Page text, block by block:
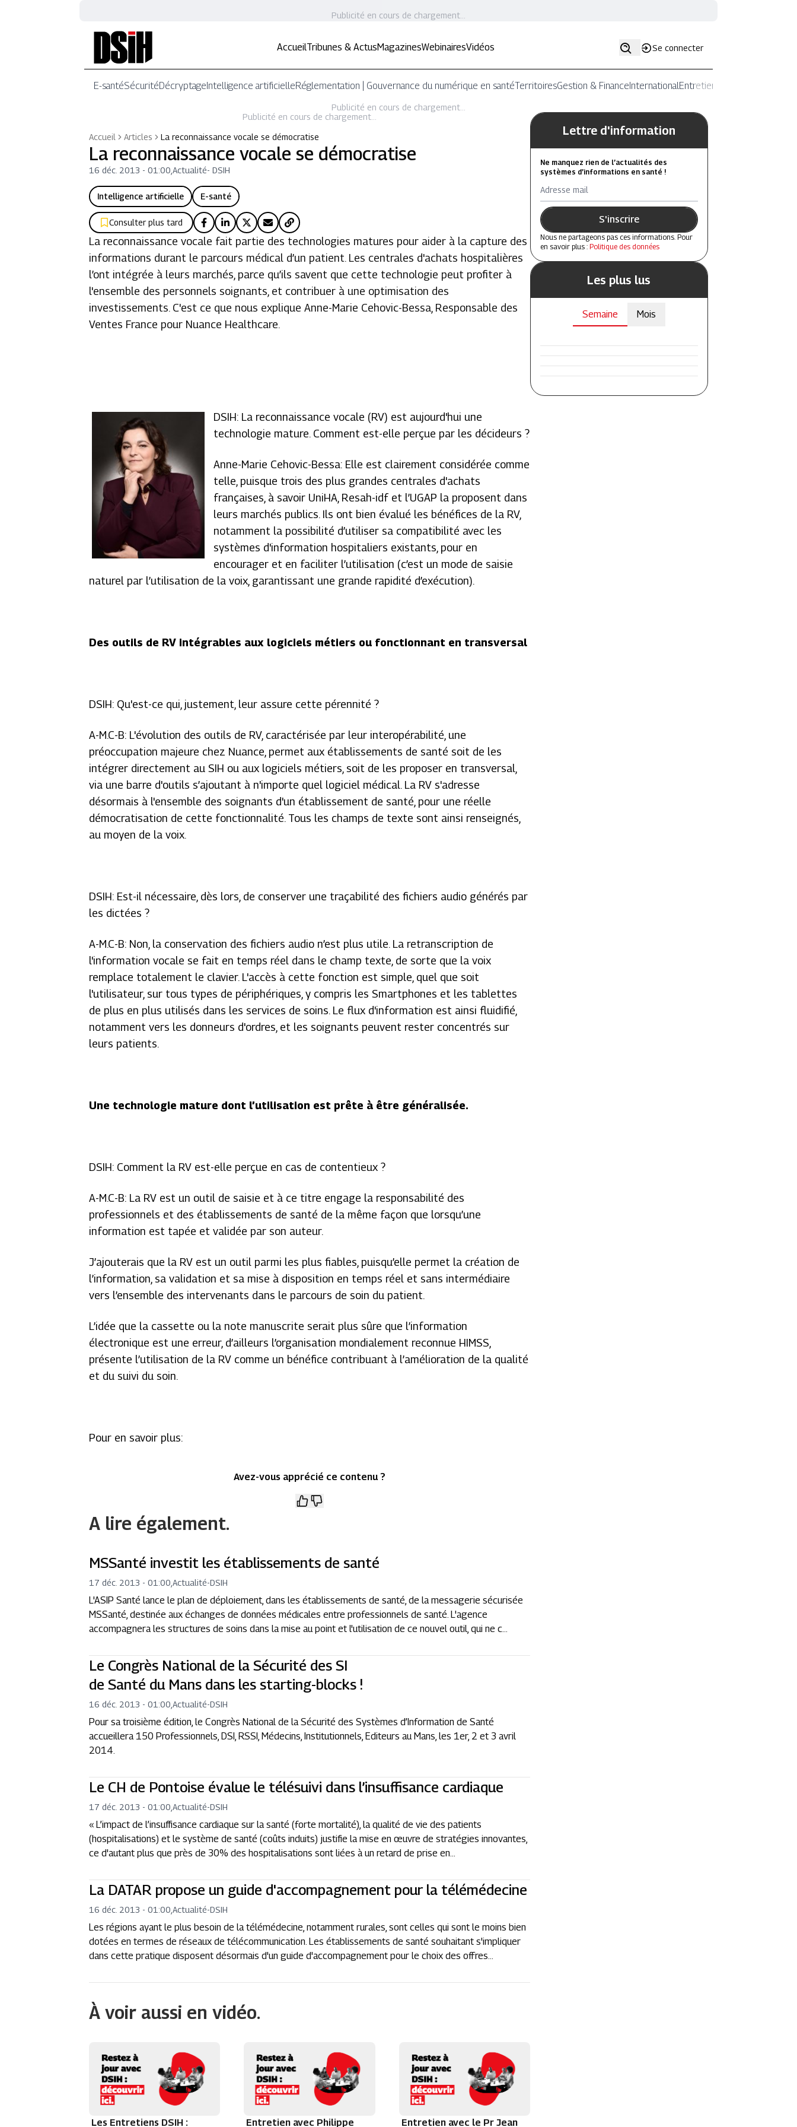
Publicité en cours de chargement...
AccueilTribunes & ActusMagazinesWebinairesVidéos Se connecter
E-santéSécuritéDécryptageIntelligence artificielleRéglementation | Gouvernance du numérique en santéTerritoiresGestion & FinanceInternationalEntretiens
Publicité en cours de chargement...
Publicité en cours de chargement...
Accueil
Articles La reconnaissance vocale se démocratise
La reconnaissance vocale se démocratise
16 déc. 2013 - 01:00 ,Actualité-DSIH
Intelligence artificielle E-santé
Consulter plus tard
La reconnaissance vocale fait partie des technologies matures pour aider à la capture des
informations durant le parcours médical d’un patient. Les centrales d'achats hospitalières
l’ont intégrée à leurs marchés, parce qu’ils savent que cette technologie peut profiter à
l'ensemble des personnels soignants, et contribuer à une optimisation des
investissements. C'est ce que nous explique Anne-Marie Cehovic-Bessa, Responsable des
Ventes France pour Nuance Healthcare.
DSIH: La reconnaissance vocale (RV) est aujourd'hui une
technologie mature. Comment est-elle perçue par les décideurs ?
Anne-Marie Cehovic-Bessa: Elle est clairement considérée comme
telle, puisque trois des plus grandes centrales d'achats
françaises, à savoir UniHA, Resah-idf et l’UGAP la proposent dans
leurs marchés publics. Ils ont bien évalué les bénéfices de la RV,
notamment la possibilité d’utiliser sa compatibilité avec les
systèmes d'information hospitaliers existants, pour en
encourager et en faciliter l’utilisation (c’est un mode de saisie
naturel par l’utilisation de la voix, garantissant une grande rapidité d’exécution).
Des outils de RV intégrables aux logiciels métiers ou fonctionnant en transversal
DSIH: Qu'est-ce qui, justement, leur assure cette pérennité ?
A-M.C-B: L'évolution des outils de RV, caractérisée par leur interopérabilité, une
préoccupation majeure chez Nuance, permet aux établissements de santé soit de les
intégrer directement au SIH ou aux logiciels métiers, soit de les proposer en transversal,
via une barre d'outils s’ajoutant à n'importe quel logiciel médical. La RV s'adresse
désormais à l'ensemble des soignants d'un établissement de santé, pour une réelle
démocratisation de cette fonctionnalité. Tous les champs de texte sont ainsi renseignés,
au moyen de la voix.
DSIH: Est-il nécessaire, dès lors, de conserver une traçabilité des fichiers audio générés par
les dictées ?
A-M.C-B: Non, la conservation des fichiers audio n’est plus utile. La retranscription de
l'information vocale se fait en temps réel dans le champ texte, de sorte que la voix
remplace totalement le clavier. L'accès à cette fonction est simple, quel que soit
l'utilisateur, sur tous types de périphériques, y compris les Smartphones et les tablettes
de plus en plus utilisés dans les services de soins. Le flux d'information est ainsi fluidifié,
notamment vers les donneurs d'ordres, et les soignants peuvent rester concentrés sur
leurs patients.
Une technologie mature dont l’utilisation est prête à être généralisée.
DSIH: Comment la RV est-elle perçue en cas de contentieux ?
A-M.C-B: La RV est un outil de saisie et à ce titre engage la responsabilité des
professionnels et des établissements de santé de la même façon que lorsqu’une
information est tapée et validée par son auteur.
J’ajouterais que la RV est un outil parmi les plus fiables, puisqu’elle permet la création de
l’information, sa validation et sa mise à disposition en temps réel et sans intermédiaire
vers l’ensemble des intervenants dans le parcours de soin du patient.
L’idée que la cassette ou la note manuscrite serait plus sûre que l’information
électronique est une erreur, d’ailleurs l’organisation mondialement reconnue HIMSS,
présente l’utilisation de la RV comme un bénéfice contribuant à l’amélioration de la qualité
et du suivi du soin.
Pour en savoir plus:
Avez-vous apprécié ce contenu ?
A lire également.
MSSanté investit les établissements de santé
17 déc. 2013 - 01:00 ,Actualité-DSIH
L'ASIP Santé lance le plan de déploiement, dans les établissements de santé, de la messagerie sécurisée
MSSanté, destinée aux échanges de données médicales entre professionnels de santé. L'agence
accompagnera les structures de soins dans la mise au point et l'utilisation de ce nouvel outil, qui ne c...
Le Congrès National de la Sécurité des SI
de Santé du Mans dans les starting-blocks !
16 déc. 2013 - 01:00 ,Actualité-DSIH
Pour sa troisième édition, le Congrès National de la Sécurité des Systèmes d’Information de Santé
accueillera 150 Professionnels, DSI, RSSI, Médecins, Institutionnels, Editeurs au Mans, les 1er, 2 et 3 avril
2014.
Le CH de Pontoise évalue le télésuivi dans l’insuffisance cardiaque
17 déc. 2013 - 01:00 ,Actualité-DSIH
« L’impact de l’insuffisance cardiaque sur la santé (forte mortalité), la qualité de vie des patients
(hospitalisations) et le système de santé (coûts induits) justifie la mise en œuvre de stratégies innovantes,
ce d'autant plus que près de 30% des hospitalisations sont liées à un retard de prise en...
La DATAR propose un guide d'accompagnement pour la télémédecine
16 déc. 2013 - 01:00 ,Actualité-DSIH
Les régions ayant le plus besoin de la télémédecine, notamment rurales, sont celles qui sont le moins bien
dotées en termes de réseaux de télécommunication. Les établissements de santé souhaitant s'impliquer
dans cette pratique disposent désormais d'un guide d'accompagnement pour le choix des offres...
À voir aussi en vidéo.
Les Entretiens DSIH : Entretien avec Philippe Entretien avec le Pr Jean
Lettre d'information
Ne manquez rien de l’actualités des
systèmes d’informations en santé !
Adresse mail
S'inscrire
Nous ne partageons pas ces informations. Pour
en savoir plus : Politique des données
Les plus lus
Semaine Mois